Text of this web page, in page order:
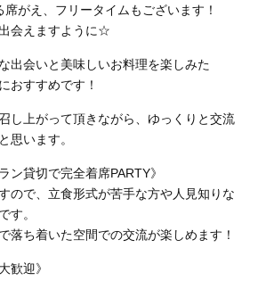
がえ、フリータイムもございます！
会えますように☆
出会いと美味しいお料理を楽しみた
おすすめです！
し上がって頂きながら、ゆっくりと交流
思います。
ン貸切で完全着席PARTY》
ので、立食形式が苦手な方や人見知りな
す。
落ち着いた空間での交流が楽しめます！
歓迎》